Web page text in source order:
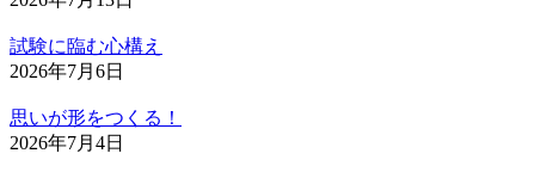
試験に臨む心構え
2026年7月6日
思いが形をつくる！
2026年7月4日